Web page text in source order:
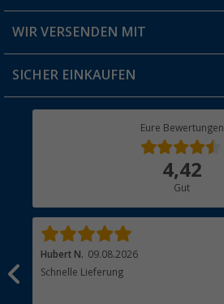
Jobs & Karriere
Versandinformationen
Rücksendung
WIR VERSENDEN MIT
SICHER EINKAUFEN
Eure Bewertungen
4,42
Gut
Hubert N. 09.08.2026
Schnelle Lieferung